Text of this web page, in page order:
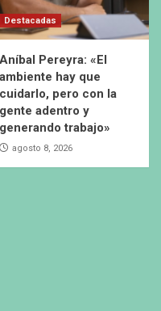
Destacadas
Aníbal Pereyra: «El
ambiente hay que
cuidarlo, pero con la
gente adentro y
generando trabajo»
agosto 8, 2026